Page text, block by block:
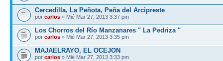
Cercedilla, La Peñota, Peña del Arcipreste
por carlos » Mié Mar 27, 2013 3:37 pm
Los Chorros del Río Manzanares " La Pedriza "
por carlos » Mié Mar 27, 2013 3:35 pm
MAJAELRAYO, EL OCEJON
por carlos » Mié Mar 27, 2013 3:33 pm